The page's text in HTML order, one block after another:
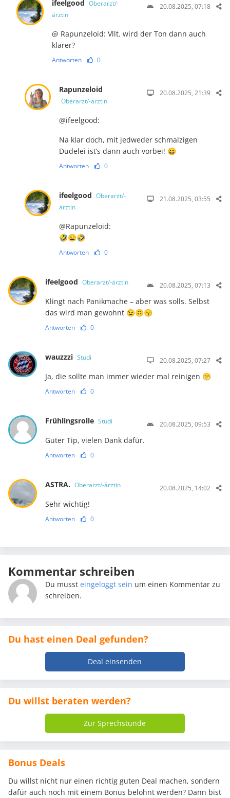
ifeelgood Oberarzt/-
ärztin
20.08.2025, 07:18
@ Rapunzeloid: Vllt. wird der Ton dann auch
klarer?
Antworten 0
Rapunzeloid
Oberarzt/-ärztin
20.08.2025, 21:39
@ifeelgood:
Na klar doch, mit jedweder schmalzigen
Dudelei ist’s dann auch vorbei! 😆
Antworten 0
ifeelgood Oberarzt/-
ärztin
21.08.2025, 03:55
@Rapunzeloid:
🤣😄🤣
Antworten 0
ifeelgood Oberarzt/-ärztin 20.08.2025, 07:13
Klingt nach Panikmache – aber was solls. Selbst
das wird man gewohnt 😉🙃😙
Antworten 0
wauzzzi Studi 20.08.2025, 07:27
Ja, die sollte man immer wieder mal reinigen 😁
Antworten 0
Frühlingsrolle Studi 20.08.2025, 09:53
Guter Tip, vielen Dank dafür.
Antworten 0
ASTRA. Oberarzt/-ärztin 20.08.2025, 14:02
Sehr wichtig!
Antworten 0
Kommentar schreiben
Du musst eingeloggt sein um einen Kommentar zu
schreiben.
Du hast einen Deal gefunden?
Deal einsenden
Du willst beraten werden?
Zur Sprechstunde
Bonus Deals
Du willst nicht nur einen richtig guten Deal machen, sondern
dafür auch noch mit einem Bonus belohnt werden? Dann bist